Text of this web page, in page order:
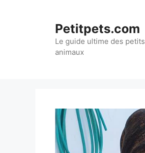
Petitpets.com
Le guide ultime des petits
animaux